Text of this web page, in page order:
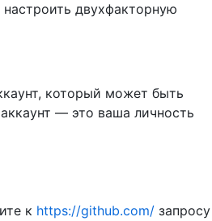
двухфакторную
который может быть
— это ваша личность
к https://github.com/ запросу